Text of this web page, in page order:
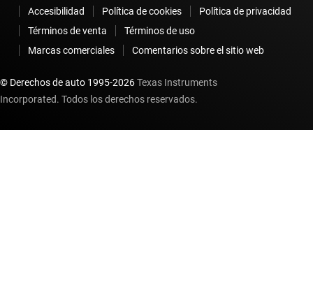
Accesibilidad Política de cookies
Política de privacidad
Términos de venta
Términos de uso
Marcas comerciales
Comentarios sobre el sitio web
© Derechos de auto 1995-2026Texas Instruments
Incorporated. Todos los derechos reservados.